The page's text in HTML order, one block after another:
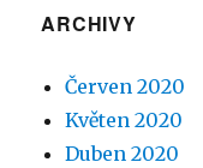
ARCHIVY
Červen 2020
Květen 2020
Duben 2020